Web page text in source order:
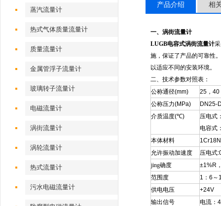
蒸汽流量计
热式气体质量流量计
质量流量计
金属管浮子流量计
玻璃转子流量计
电磁流量计
涡街流量计
涡轮流量计
热式流量计
污水电磁流量计
产品介绍 相
一、涡街流量计
LUGB电容式涡街流量计
施，保证了产品的可靠性
以适应不同的安装环境。
二、技术参数对照表：
公称通径(mm) 25 ， 40
公称压力(MPa)
DN25-
介质温度(℃)
压电式
电容式
本体材料
允许振动加速度
压电式
jing确度 ±1%R
范围度
1 ： 6 ～
供电电压
+24V
输出信号
电流： 4